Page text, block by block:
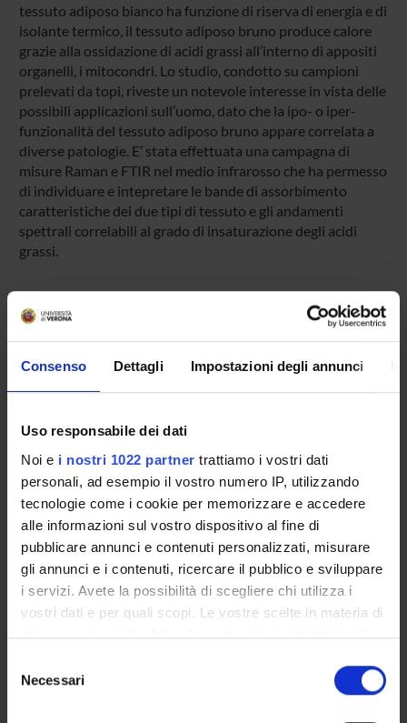
Consenso Dettagli Impostazioni degli annunci
Uso responsabile dei dati
Noi e i nostri 1022 partner trattiamo i vostri dati
personali, ad esempio il vostro numero IP, utilizzando
tecnologie come i cookie per memorizzare e accedere
alle informazioni sul vostro dispositivo al fine di
pubblicare annunci e contenuti personalizzati, misurare
gli annunci e i contenuti, ricercare il pubblico e sviluppare
i servizi. Avete la possibilità di scegliere chi utilizza i
vostri dati e per quali scopi. Le vostre scelte in materia di
privacy sono applicabili solo su questa proprietà digitale
modificare o revocare il proprio consenso in qualsiasi
momento dalla Dichiarazione sui cookie o facendo clic
delNecessari
tessuto adiposo bianco ha funzione di riserva di energia e di
isolante termico, il tessuto adiposo bruno produce calore
grazie alla ossidazione di acidi grassi all’interno di appositi
organelli, i mitocondri. Lo studio, condotto su campioni
prelevati da topi, riveste un notevole interesse in vista delle
possibili applicazioni sull’uomo, dato che la ipo- o iper-
funzionalità del tessuto adiposo bruno appare correlata a
diverse patologie. E’ stata effettuata una campagna di
misure Raman e FTIR nel medio infrarosso che ha permesso
di individuare e intepretare le bande di assorbimento
caratteristiche dei due tipi di tessuto e gli andamenti
spettrali correlabili al grado di insaturazione degli acidi
grassi.
PARTECIPANTI AL PROGETTO
Gino Mariotto
Collaboratore alla ricerca - Tecnico di Laboratorio
Francesca Monti
Andrea Sanson
AREE DI RICERCA COINVOLTE DAL PROGETTO
Multidisciplinary (DI)
Multidisciplinary (DNBM)
TITOLO